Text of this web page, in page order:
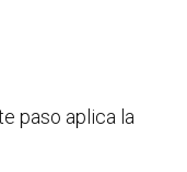
paso aplica la